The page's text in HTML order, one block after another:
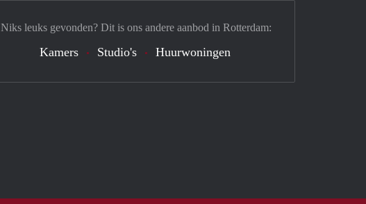
Niks leuks gevonden? Dit is ons andere aanbod in Rotterdam:
Kamers Studio's Huurwoningen